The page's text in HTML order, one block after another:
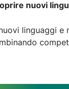
nuovi
linguaggi e